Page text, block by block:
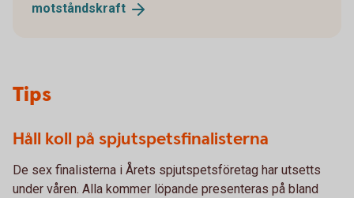
motståndskraft
Tips
Håll koll på spjutspetsfinalisterna
De sex finalisterna i Årets spjutspetsföretag har utsetts
under våren. Alla kommer löpande presenteras på bland